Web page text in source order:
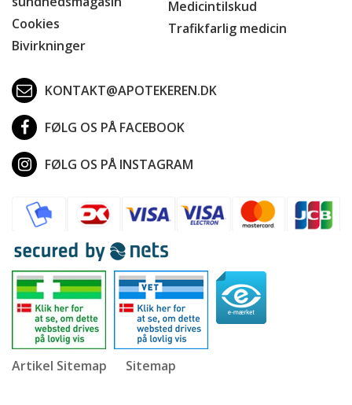
Cookies
Bivirkninger
Medicintilskud
Trafikfarlig medicin
KONTAKT@APOTEKEREN.DK
FØLG OS PÅ FACEBOOK
FØLG OS PÅ INSTAGRAM
Artikel Sitemap Sitemap